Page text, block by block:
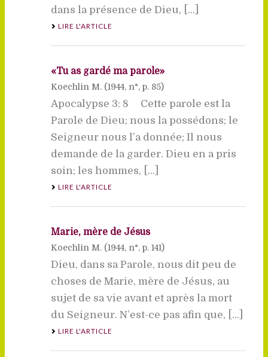
dans la présence de Dieu, [...]
LIRE L'ARTICLE
«Tu as gardé ma parole»
Koechlin M. (1944, n°, p. 85)
Apocalypse 3: 8 Cette parole est la
Parole de Dieu; nous la possédons; le
Seigneur nous l’a donnée; Il nous
demande de la garder. Dieu en a pris
soin; les hommes, [...]
LIRE L'ARTICLE
Marie, mère de Jésus
Koechlin M. (1944, n°, p. 141)
Dieu, dans sa Parole, nous dit peu de
choses de Marie, mère de Jésus, au
sujet de sa vie avant et après la mort
du Seigneur. N’est-ce pas afin que, [...]
LIRE L'ARTICLE